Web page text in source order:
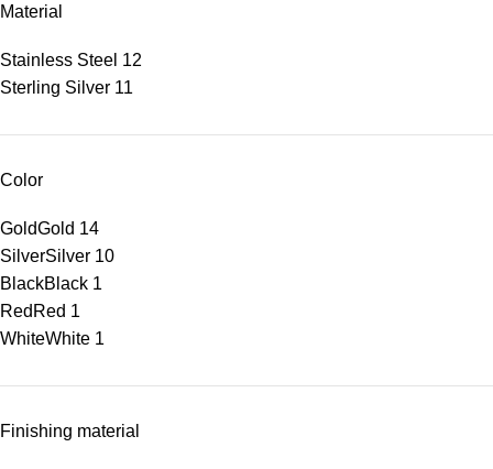
Material
Stainless Steel 12
Sterling Silver 11
Color
GoldGold 14
SilverSilver 10
BlackBlack 1
Red Red 1
WhiteWhite 1
Finishing material